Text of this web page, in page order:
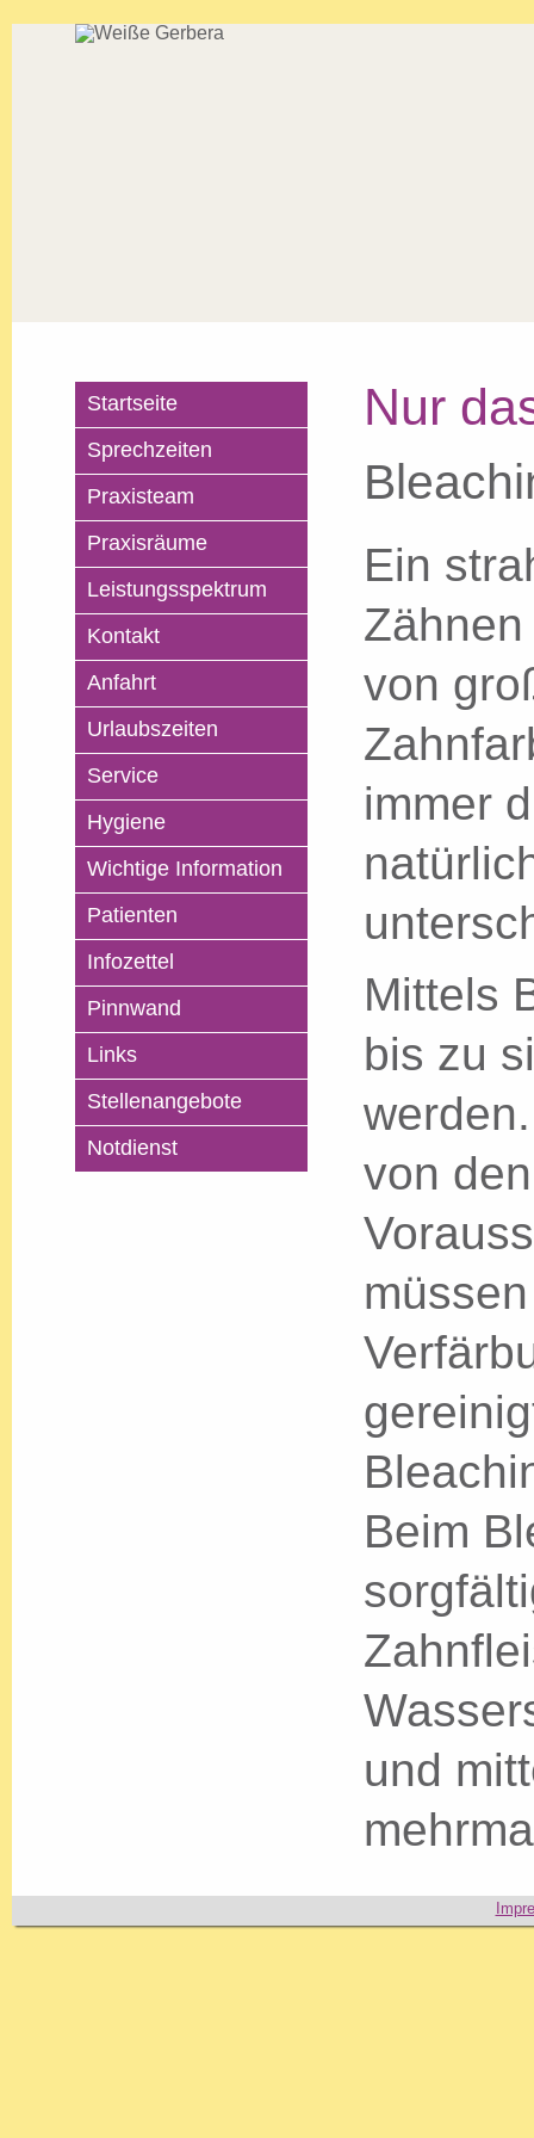
Startseite
Sprechzeiten
Praxisteam
Praxisräume
Leistungsspektrum
Kontakt
Anfahrt
Urlaubszeiten
Service
Hygiene
Wichtige Information
Patienten
Infozettel
Pinnwand
Links
Stellenangebote
Notdienst
Nur
Ein
von
immer
Mittels
bis zu
von
Beim
und